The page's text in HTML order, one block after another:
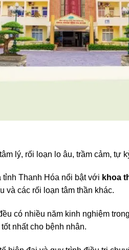
lý, rối loạn lo âu, trầm cảm, tự
tỉnh Thanh Hóa nổi bật với khoa
và các rối loạn tâm thần khác.
có nhiều năm kinh nghiệm
nhất cho bệnh nhân.